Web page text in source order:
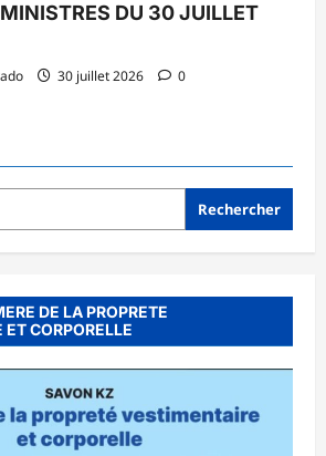
DU 30 JUILLET
30 juillet 2026 0
Rechercher
DE LA PROPRETE
CORPORELLE